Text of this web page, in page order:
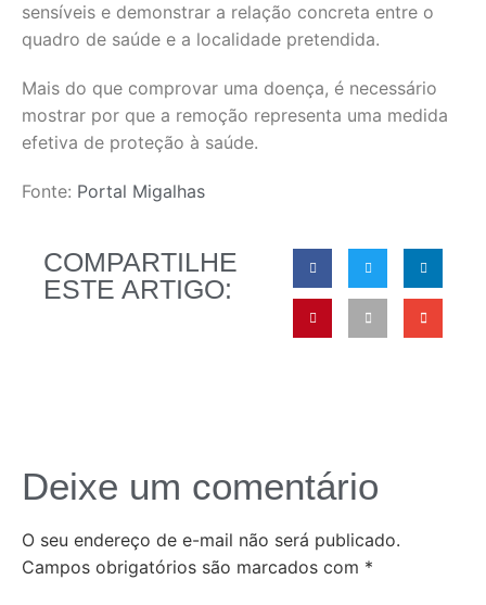
sensíveis e demonstrar a relação concreta entre o
quadro de saúde e a localidade pretendida.
Mais do que comprovar uma doença, é necessário
mostrar por que a remoção representa uma medida
efetiva de proteção à saúde.
Fonte: Portal Migalhas
COMPARTILHE
ESTE ARTIGO:
Deixe um comentário
O seu endereço de e-mail não será publicado.
Campos obrigatórios são marcados com *